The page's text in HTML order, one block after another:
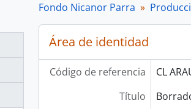
Fondo Nicanor Parra
Área de identidad
Código de referencia
CL
Título